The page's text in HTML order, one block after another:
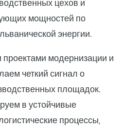
цехов и
мощностей по
энергии.
модернизации и
четкий сигнал о
площадок.
в устойчивые
процессы,